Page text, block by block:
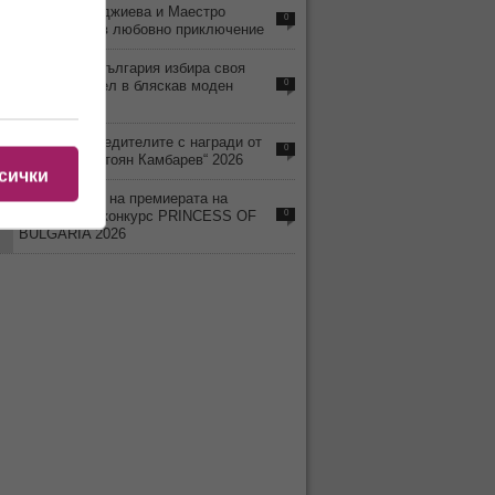
Деси Тенекеджиева и Маестро
Камджалов в любовно приключение
0
Тази вечер България избира своя
нов Топ модел в бляскав моден
0
Обявиха победителите с награди от
Фондация „Стоян Камбарев“ 2026
0
Заповядайте на премиерата на
национален конкурс PRINCESS OF
BULGARIA 2026
0